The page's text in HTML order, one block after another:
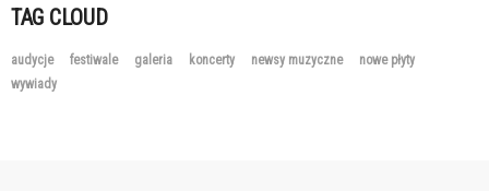
TAG CLOUD
audycje festiwale galeria koncerty newsy muzyczne
nowe płyty
wywiady